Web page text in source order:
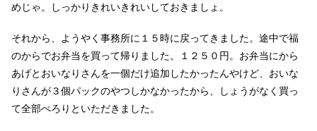
めじゃ。しっかりきれいきれいしておきましょ。
それから、ようやく事務所に１５時に戻ってきました。途中で福
のからでお弁当を買って帰りました。１２５０円。お弁当にから
あげとおいなりさんを一個だけ追加したかったんやけど、おいな
りさんが３個パックのやつしかなかったから、しょうがなく買っ
て全部ぺろりといただきました。